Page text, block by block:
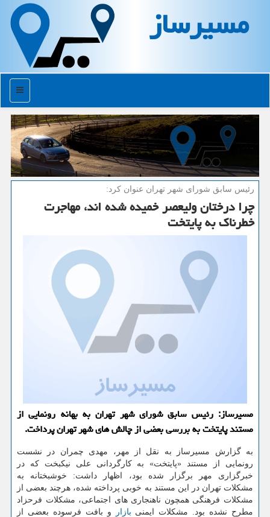
مسیرساز
منو
رئیس سابق شورای شهر تهران عنوان كرد:
چرا درختان ولیعصر خمیده شده اند، مهاجرت
خطرناك به پایتخت
مسیرساز: رئیس سابق شورای شهر تهران به بهانه رونمایی از
مستند پایتخت به بررسی بعضی از چالش های شهر تهران پرداخت.
به گزارش مسیرساز به نقل از مهر، مهدی چمران در نشست
رونمایی از مستند «پایتخت» به كارگردانی علی نیكبخت كه در
خبرگزاری مهر برگزار شده بود، اظهار داشت: خوشبختانه به
مشكلات تهران در این مستند به خوبی پرداخته شده، هرچند بعضی از
مشكلات فرهنگی همچون ناهنجاری های اجتماعی، مشكلات فرحزاد
مطرح نشده بود. مشكلات ایمنی بازار
و بافت فرسوده بعضی از